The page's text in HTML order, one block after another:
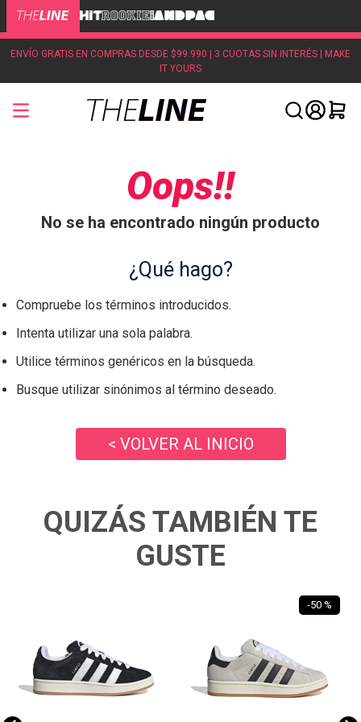
ENVÍO GRATIS EN COMPRAS DESDE $99.990 | 3 CUOTAS SIN INTERÉS | MAKE
IT YOURS
Oops!!
No se ha encontrado ningún producto
¿Qué hago?
Compruebe los términos introducidos.
Intenta utilizar una sola palabra.
Utilice términos genéricos en la búsqueda.
Busque utilizar sinónimos al término deseado.
< VOLVER AL INICIO
QUIZÁS TAMBIÉN TE
GUSTE
-50 %